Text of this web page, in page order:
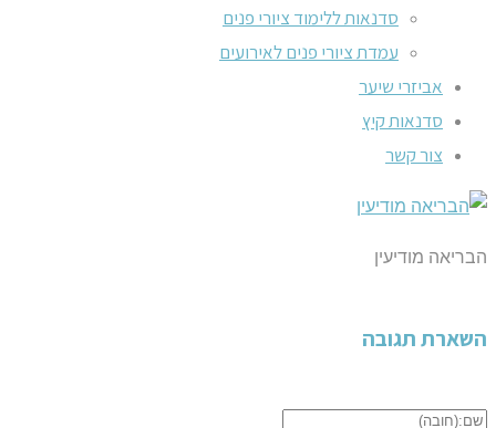
סדנאות ללימוד ציורי פנים
עמדת ציורי פנים לאירועים
אביזרי שיער
סדנאות קיץ
צור קשר
הבריאה מודיעין
השארת תגובה